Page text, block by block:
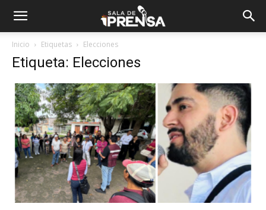
Inicio Etiquetas Elecciones
Etiqueta: Elecciones